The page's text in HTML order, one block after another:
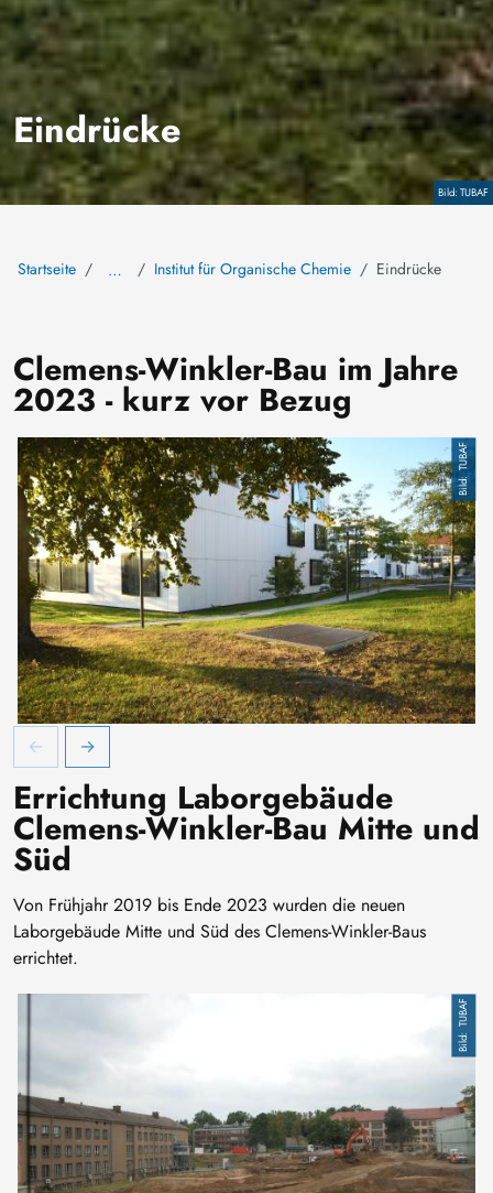
Copyright
TUBAF
Eindrücke
Startseite … Institut für Organische Chemie Eindrücke
Clemens-Winkler-Bau im Jahre
2023 - kurz vor Bezug
Clemens-Winkler-Bau Nordflügel und Bäume von der Leipziger
TUBAF
Errichtung Laborgebäude
Clemens-Winkler-Bau Mitte und
Süd
Von Frühjahr 2019 bis Ende 2023 wurden die neuen
Laborgebäude Mitte und Süd des Clemens-Winkler-Baus
errichtet.
TUBAF